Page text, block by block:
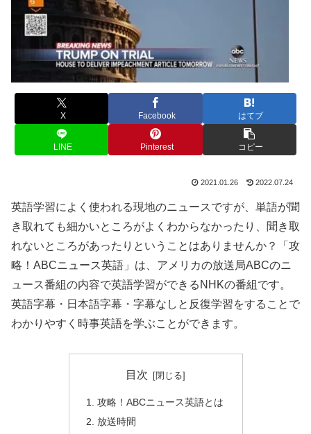
X Facebook はてブ
LINE Pinterest コピー
2021.01.26 2022.07.24
英語学習によく使われる現地のニュースですが、単語が聞
き取れても細かいところがよくわからなかったり、聞き取
れないところがあったりということはありませんか？「攻
略！ABCニュース英語」は、アメリカの放送局ABCのニ
ュース番組の内容で英語学習ができるNHKの番組です。
英語字幕・日本語字幕・字幕なしと反復学習をすることで
わかりやすく時事英語を学ぶことができます。
目次
攻略！ABCニュース英語とは
放送時間